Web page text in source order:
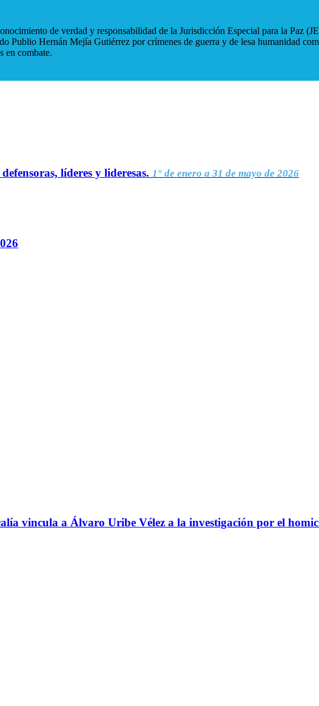
de verdad y responsabilidad de la Jurisdicción Especial para la Paz
Publio Hernán Mejía Gutiérrez por crímenes de guerra y de lesa humanidad
en combate.
líderes y lideresas. 1° de enero a 31 de mayo de 2026
vincula a Álvaro Uribe Vélez a la investigación por el